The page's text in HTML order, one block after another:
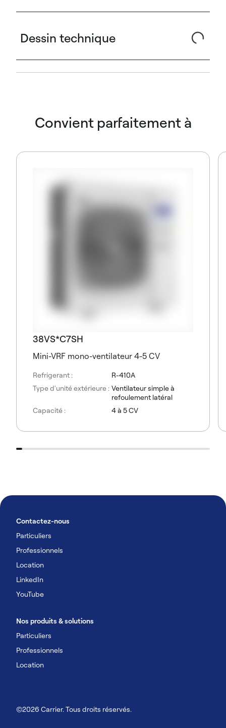
Dessin technique
Convient parfaitement à
38VS*C7SH
Mini-VRF mono-ventilateur 4-5 CV
Refrigerant :
R-410A
Type d'unité extérieure : Ventilateur simple à
refoulement latéral
Capacité :
4 à 5 CV
Contactez-nous
Particuliers
Professionnels
Location
LinkedIn
YouTube
Nos produits & solutions
Particuliers
Professionnels
Location
©2026 Carrier. Tous droits réservés.